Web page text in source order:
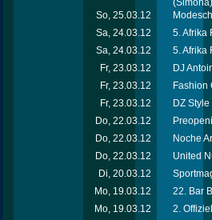
(Simona)
So, 25.03.12
Sa, 24.03.12
5. Afrika
Sa, 24.03.12
5. Afrika
Fr, 23.03.12
DJ
Fr, 23.03.12
Fashion
Fr, 23.03.12
DZ
Do, 22.03.12
Do, 22.03.12
Noche
Do, 22.03.12
United
Di, 20.03.12
Mo, 19.03.12
22. Bar
Mo, 19.03.12
2.